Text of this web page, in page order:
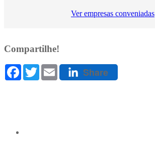
Ver empresas conveniadas
Compartilhe!
Facebook
TwitterEmail Share